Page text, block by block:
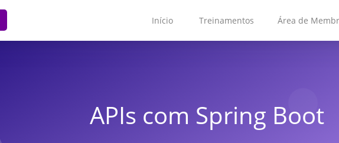
Início Treinamentos Área de
APIs com Spring Boot